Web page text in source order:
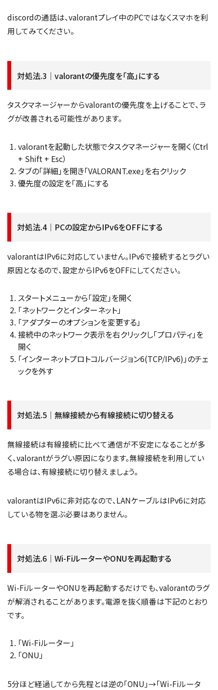
discordの通話は、valorantプレイ中のPCではなくスマホを利
用してみてください。
対処法.3｜valorantの優先度を「高」にする
タスクマネージャーからvalorantの優先度を上げることで、ラ
グが改善される可能性があります。
valorantを起動した状態でタスクマネージャーを開く（Ctrl
+ Shift + Esc）
タブの「詳細」を開き「VALORANT.exe」を右クリック
優先度の設定を「高」にする
対処法.4｜PCの設定からIPv6をOFFにする
valorantはIPv6に対応していません。IPv6で接続するとラグい
原因となるので、設定からIPv6をOFFにしてください。
スタートメニューから「設定」を開く
「ネットワークとインターネット」
「アダプターのオプションを変更する」
接続中のネットワーク表示を右クリックし「プロパティ」を
開く
「インターネットプロトコルバージョン6(TCP/IPv6)」のチェ
ックを外す
対処法.5｜無線接続から有線接続に切り替える
無線接続は有線接続に比べて通信が不安定になることが多
く、valorantがラグい原因になります。無線接続を利用してい
る場合は、有線接続に切り替えましょう。
valorantはIPv6に非対応なので、LANケーブルはIPv6に対応
している物を選ぶ必要はありません。
対処法.6｜Wi-FiルーターやONUを再起動する
Wi-FiルーターやONUを再起動するだけでも、valorantのラグ
が解消されることがあります。電源を抜く順番は下記のとおり
です。
「Wi-Fiルーター」
「ONU」
5分ほど経過してから先程とは逆の「ONU」→「Wi-Fiルータ